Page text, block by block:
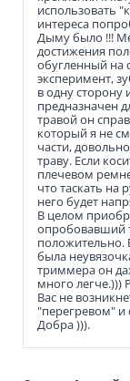
использовать
интереса
Дыму было !!!
достижения
обугленный на
эксперимент,
в одну сторону
предназначен
травой он
который я не
части,
траву. Если
плечевом
что таскать
него будет
В целом
опробовавший
положительно.
была
триммера он
много легче.)))
Вас не
"перегревом" и
Добра ))).